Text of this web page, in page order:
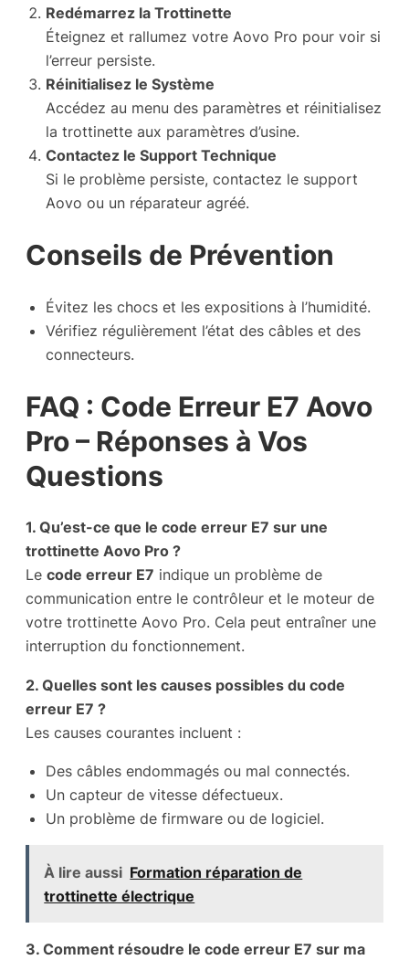
Redémarrez la Trottinette
Éteignez et rallumez votre Aovo Pro pour voir si
l’erreur persiste.
Réinitialisez le Système
Accédez au menu des paramètres et réinitialisez
la trottinette aux paramètres d’usine.
Contactez le Support Technique
Si le problème persiste, contactez le support
Aovo ou un réparateur agréé.
Conseils de Prévention
Évitez les chocs et les expositions à l’humidité.
Vérifiez régulièrement l’état des câbles et des
connecteurs.
FAQ : Code Erreur E7 Aovo
Pro – Réponses à Vos
Questions
1. Qu’est-ce que le code erreur E7 sur une
trottinette Aovo Pro ?
Le code erreur E7 indique un problème de
communication entre le contrôleur et le moteur de
votre trottinette Aovo Pro. Cela peut entraîner une
interruption du fonctionnement.
2. Quelles sont les causes possibles du code
erreur E7 ?
Les causes courantes incluent :
Des câbles endommagés ou mal connectés.
Un capteur de vitesse défectueux.
Un problème de firmware ou de logiciel.
À lire aussi Formation réparation de
trottinette électrique
3. Comment résoudre le code erreur E7 sur ma